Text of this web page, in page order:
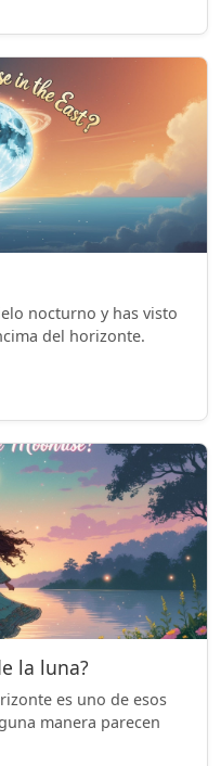
nocturno y has visto
del horizonte.
la luna?
es uno de esos
manera parecen